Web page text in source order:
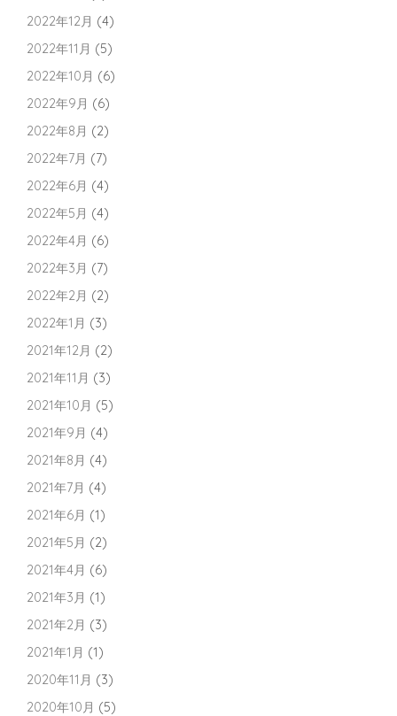
2022年12月 (4)
2022年11月 (5)
2022年10月 (6)
2022年9月 (6)
2022年8月 (2)
2022年7月 (7)
2022年6月 (4)
2022年5月 (4)
2022年4月 (6)
2022年3月 (7)
2022年2月 (2)
2022年1月 (3)
2021年12月 (2)
2021年11月 (3)
2021年10月 (5)
2021年9月 (4)
2021年8月 (4)
2021年7月 (4)
2021年6月 (1)
2021年5月 (2)
2021年4月 (6)
2021年3月 (1)
2021年2月 (3)
2021年1月 (1)
2020年11月 (3)
2020年10月 (5)